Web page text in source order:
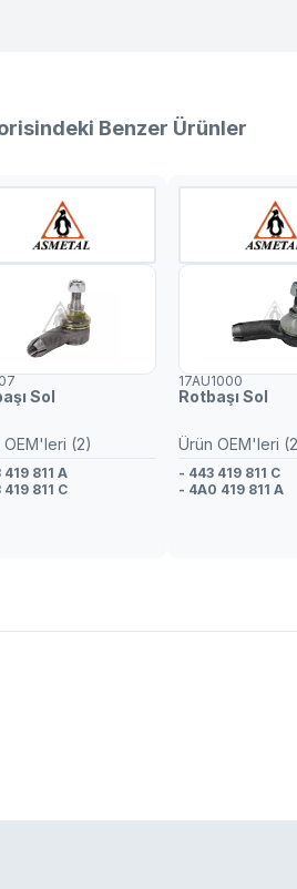
Benzer Ürünler
Sol
OEM'leri (2)
811 A
811 C
17AU1000
Rotbaşı Sol
Ürün OEM'leri
- 443 419 811 C
- 4A0 419 811 A